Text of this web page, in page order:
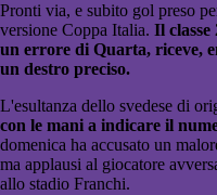
Pronti via, e subito gol preso
versione Coppa Italia. Il
un errore di Quarta, riceve,
un destro preciso.
L'esultanza dello svedese di
con le mani a indicare il
domenica ha accusato un
ma applausi al giocatore
allo stadio Franchi.